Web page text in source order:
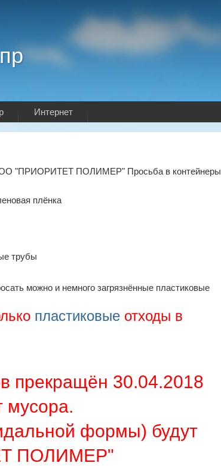
Интернет
ООО "ПРИОРИТЕТ ПОЛИМЕР" Просьба в контейнеры
плёнка
трубы
можно и немного загрязнённые пластиковые
пластиковые отходы в
прекращён 30.04.2018
мусора.
формы) будут
ПОЛИМЕР"